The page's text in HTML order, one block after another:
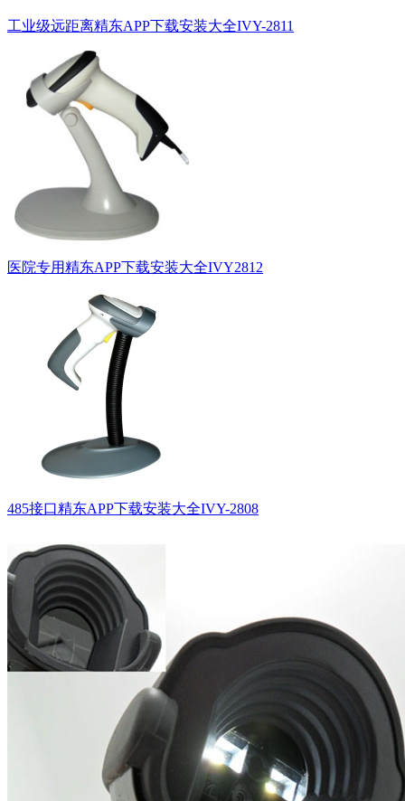
工业级远距离精东APP下载安装大全IVY-2811
医院专用精东APP下载安装大全IVY2812
485接口精东APP下载安装大全IVY-2808